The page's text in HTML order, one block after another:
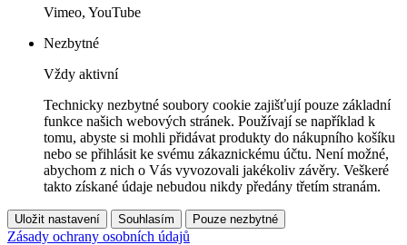
Vimeo, YouTube
Nezbytné
Vždy aktivní
Technicky nezbytné soubory cookie zajišťují pouze základní
funkce našich webových stránek. Používají se například k
tomu, abyste si mohli přidávat produkty do nákupního košíku
nebo se přihlásit ke svému zákaznickému účtu. Není možné,
abychom z nich o Vás vyvozovali jakékoliv závěry. Veškeré
takto získané údaje nebudou nikdy předány třetím stranám.
Uložit nastavení Souhlasím Pouze nezbytné
Zásady ochrany osobních údajů